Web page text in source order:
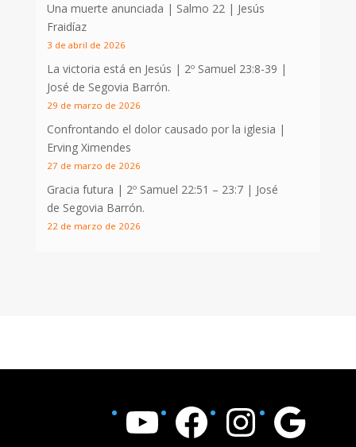
Una muerte anunciada | Salmo 22| Jesús
Fraidíaz
3 de abril de 2026
La victoria está en Jesús | 2º Samuel 23:8-39 |
José de Segovia Barrón.
29 de marzo de 2026
Confrontando el dolor causado por la iglesia |
Erving Ximendes
27 de marzo de 2026
Gracia futura | 2º Samuel 22:51 – 23:7| José
de Segovia Barrón.
22 de marzo de 2026
YouTube Facebook Instagram Google